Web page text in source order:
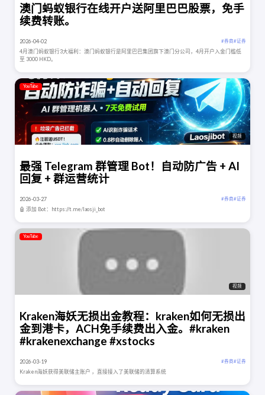
澳门蚂蚁银行在线开户送阿里巴巴股票，免手
续费转账。
2026-04-02 # 券商# 证券
4月澳门蚂蚁银行3大福利：澳门蚂蚁银行是阿里巴巴集团旗下澳门分公司，4月开户入金门槛低
至 3000 HKD。
YouTube
视频
最强 Telegram 群管理 Bot！自动防广告 + AI
回复 + 群运营统计
2026-03-27 # 券商# 证券
🤖 添加 Bot：https://t.me/laosji_bot
YouTube
视频
Kraken海妖无损出金教程：kraken如何无损出
金到港卡，ACH免手续费出入金。#kraken
#krakenexchange #xstocks
2026-03-19 # 券商# 证券
Kraken海妖获得美联储主账户 ，直接接入了美联储的清算系统